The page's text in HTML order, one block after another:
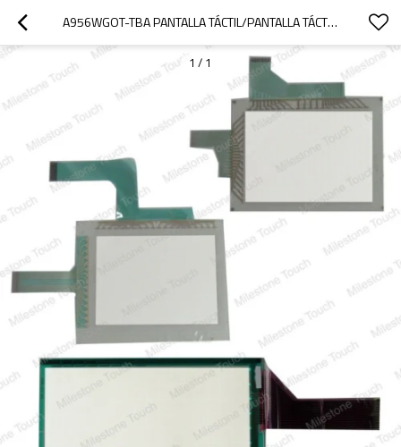
A956WGOT-TBA PANTALLA TÁCTIL/PANTALLA TÁCTIL A956WGOT-TBA
1 / 1